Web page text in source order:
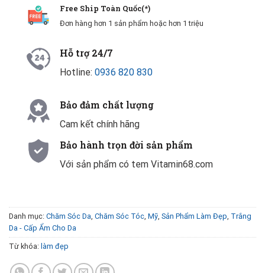
Free Ship Toàn Quốc(*)
Đơn hàng hơn 1 sản phẩm hoặc hơn 1 triệu
Hỗ trợ 24/7
Hotline: 0936 820 830
Bảo đảm chất lượng
Cam kết chính hãng
Bảo hành trọn đời sản phẩm
Với sản phẩm có tem Vitamin68.com
Danh mục: Chăm Sóc Da Chăm Sóc Tóc Mỹ Sản Phẩm Làm Đẹp Trắng
Da - Cấp Ẩm Cho Da
Từ khóa: làm đẹp